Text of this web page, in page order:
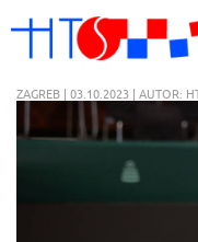
ZAGREB | 03.10.2023 | AUTOR: